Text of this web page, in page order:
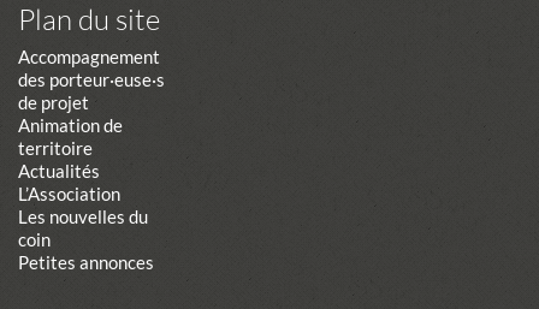
Plan du site
Accompagnement
des porteur·euse·s
de projet
Animation de
territoire
Actualités
L’Association
Les nouvelles du
coin
Petites annonces